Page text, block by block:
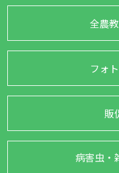
全農
フォ
販
病害虫・